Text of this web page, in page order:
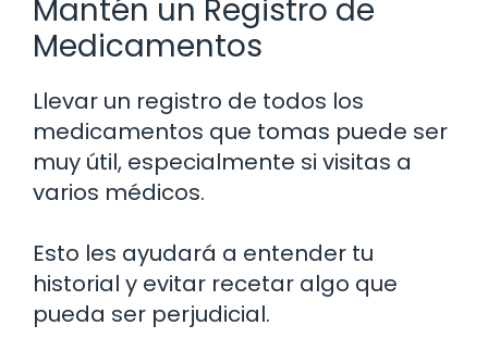
Mantén un Registro de
Medicamentos
Llevar un registro de todos los
medicamentos que tomas puede ser
muy útil, especialmente si visitas a
varios médicos.
Esto les ayudará a entender tu
historial y evitar recetar algo que
pueda ser perjudicial.